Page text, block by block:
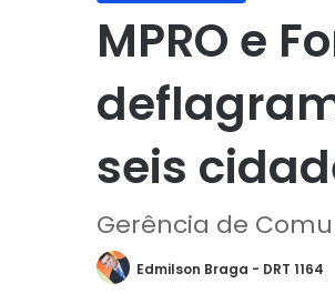
MPRO e
seis
Gerência de
Edmilson Braga - DRT 1164